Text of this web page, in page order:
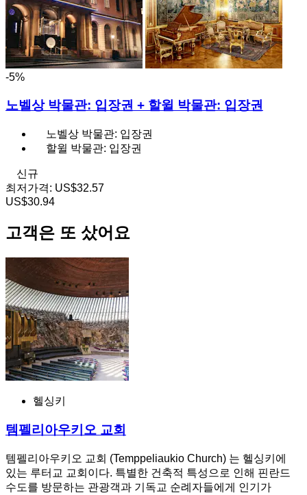
-5%
노벨상 박물관: 입장권 + 할윌 박물관: 입장권
노벨상 박물관: 입장권
할윌 박물관: 입장권
신규
최저가격: US$32.57
US$30.94
고객은 또 샀어요
헬싱키
템펠리아우키오 교회
템펠리아우키오 교회 (Temppeliaukio Church) 는 헬싱키에
있는 루터교 교회이다. 특별한 건축적 특성으로 인해 핀란드
수도를 방문하는 관광객과 기독교 순례자들에게 인기가